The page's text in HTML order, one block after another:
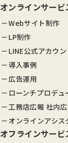
オンラインサービ
Webサイト制作
LP制作
LINE公式アカウ
導入事例
広告運用
ローンチプロデュ
工務店広報 社内
オンラインアシス
オフラインサービ